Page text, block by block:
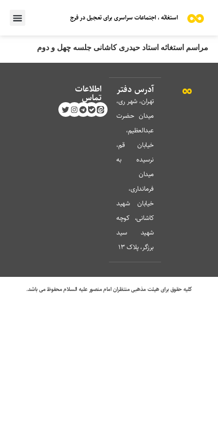
استغاثه ، اجتماعات سراسری برای تعجیل در فرج
مراسم استغاثه استاد حیدری کاشانی جلسه چهل و دوم
آدرس دفتر
تهران، شهر ری،
میدان حضرت
عبدالعظیم،
خیابان قم،
نرسیده به
میدان
فرمانداری،
خیابان شهید
کاشانی، کوچه
شهید سید
برزگر، پلاک 13
اطلاعات
تماس
کلیه حقوق برای هیئت مذهبی منتظران امام منصور علیه السلام محفوظ می باشد.